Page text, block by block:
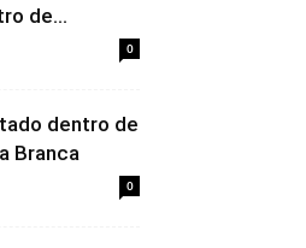
de...
0
dentro de
Branca
0